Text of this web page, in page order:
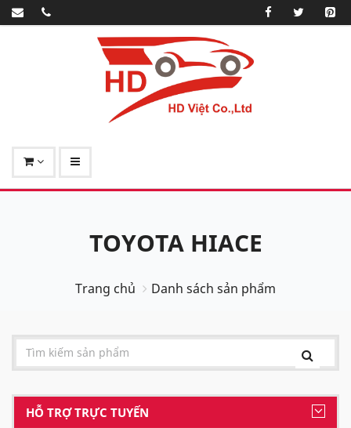
TOYOTA HIACE
Trang chủ Danh sách sản phẩm
HỖ TRỢ TRỰC TUYẾN